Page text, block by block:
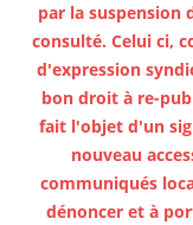
par la suspension
consulté. Celui ci,
d'expression
bon droit à re-
fait l'objet d'un
nouveau
communiqués
dénoncer et à